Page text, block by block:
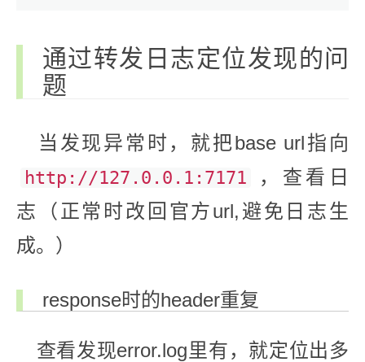
通过转发日志定位发现的问
题
当发现异常时，就把base url指向
http://127.0.0.1:7171
，查看日
志（正常时改回官方url,避免日志生
成。）
response时的header重复
查看发现error.log里有，就定位出多